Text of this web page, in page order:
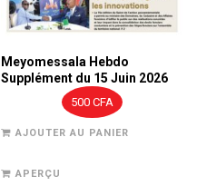
Meyomessala Hebdo
Supplément du 15 Juin 2026
500CFA
AJOUTER AU PANIER
APERÇU